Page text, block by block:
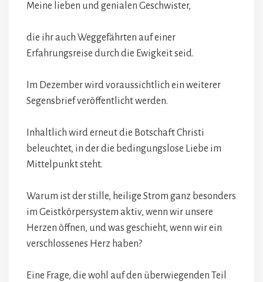
Meine lieben und genialen Geschwister,
die ihr auch Weggefährten auf einer
Erfahrungsreise durch die Ewigkeit seid.
Im Dezember wird voraussichtlich ein weiterer
Segensbrief veröffentlicht werden.
Inhaltlich wird erneut die Botschaft Christi
beleuchtet, in der die bedingungslose Liebe im
Mittelpunkt steht.
Warum ist der stille, heilige Strom ganz besonders
im Geistkörpersystem aktiv, wenn wir unsere
Herzen öffnen, und was geschieht, wenn wir ein
verschlossenes Herz haben?
Eine Frage, die wohl auf den überwiegenden Teil